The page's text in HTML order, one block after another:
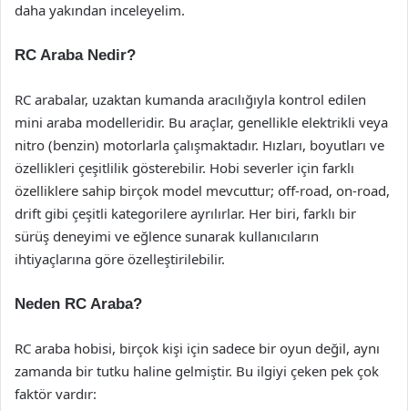
daha yakından inceleyelim.
RC Araba Nedir?
RC arabalar, uzaktan kumanda aracılığıyla kontrol edilen
mini araba modelleridir. Bu araçlar, genellikle elektrikli veya
nitro (benzin) motorlarla çalışmaktadır. Hızları, boyutları ve
özellikleri çeşitlilik gösterebilir. Hobi severler için farklı
özelliklere sahip birçok model mevcuttur; off-road, on-road,
drift gibi çeşitli kategorilere ayrılırlar. Her biri, farklı bir
sürüş deneyimi ve eğlence sunarak kullanıcıların
ihtiyaçlarına göre özelleştirilebilir.
Neden RC Araba?
RC araba hobisi, birçok kişi için sadece bir oyun değil, aynı
zamanda bir tutku haline gelmiştir. Bu ilgiyi çeken pek çok
faktör vardır: